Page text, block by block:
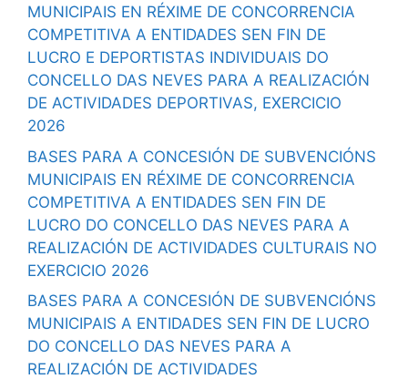
MUNICIPAIS EN RÉXIME DE CONCORRENCIA
COMPETITIVA A ENTIDADES SEN FIN DE
LUCRO E DEPORTISTAS INDIVIDUAIS DO
CONCELLO DAS NEVES PARA A REALIZACIÓN
DE ACTIVIDADES DEPORTIVAS, EXERCICIO
2026
BASES PARA A CONCESIÓN DE SUBVENCIÓNS
MUNICIPAIS EN RÉXIME DE CONCORRENCIA
COMPETITIVA A ENTIDADES SEN FIN DE
LUCRO DO CONCELLO DAS NEVES PARA A
REALIZACIÓN DE ACTIVIDADES CULTURAIS NO
EXERCICIO 2026
BASES PARA A CONCESIÓN DE SUBVENCIÓNS
MUNICIPAIS A ENTIDADES SEN FIN DE LUCRO
DO CONCELLO DAS NEVES PARA A
REALIZACIÓN DE ACTIVIDADES